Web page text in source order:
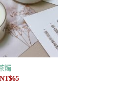
燭
原
NT$65目